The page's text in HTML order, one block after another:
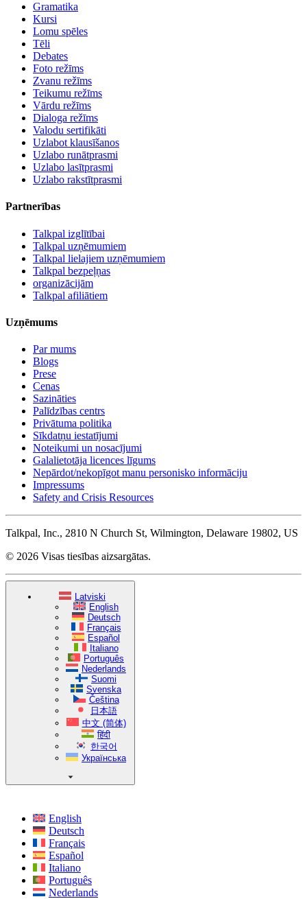
Gramatika
Kursi
Lomu spēles
Tēli
Debates
Foto režīms
Zvanu režīms
Teikumu režīms
Vārdu režīms
Dialoga režīms
Valodu sertifikāti
Uzlabot klausīšanos
Uzlabo runātprasmi
Uzlabo lasītprasmi
Uzlabo rakstītprasmi
Partnerības
Talkpal izglītībai
Talkpal uzņēmumiem
Talkpal lielajiem uzņēmumiem
Talkpal bezpeļņas
organizācijām
Talkpal afiliātiem
Uzņēmums
Par mums
Blogs
Prese
Cenas
Sazināties
Palīdzības centrs
Privātuma politika
Sīkdatņu iestatījumi
Noteikumi un nosacījumi
Galalietotāja licences līgums
Nepārdot/nekopīgot manu personisko informāciju
Impressums
Safety and Crisis Resources
Talkpal, Inc., 2810 N Church St, Wilmington, Delaware 19802, US
© 2026 Visas tiesības aizsargātas.
Latviski
English
Deutsch
Français
Español
Italiano
Português
Nederlands
Suomi
Svenska
Čeština
日本語
中文 (简体)
हिंदी
한국어
Українська
English
Deutsch
Français
Español
Italiano
Português
Nederlands